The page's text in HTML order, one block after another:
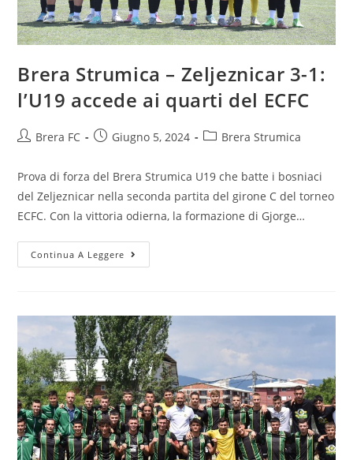
Brera Strumica – Zeljeznicar 3-1:
l’U19 accede ai quarti del ECFC
Brera FC Giugno 5, 2024 Brera Strumica
Prova di forza del Brera Strumica U19 che batte i bosniaci
del Zeljeznicar nella seconda partita del girone C del torneo
ECFC. Con la vittoria odierna, la formazione di Gjorge…
Continua A Leggere